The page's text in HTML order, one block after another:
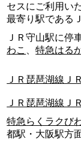
セスにご利用い
最寄り駅である
ＪＲ守山駅に停
わこ
、特急はる
ＪＲ琵琶湖線Ｊ
ＪＲ琵琶湖線Ｊ
特急らくラクび
都駅・大阪駅方